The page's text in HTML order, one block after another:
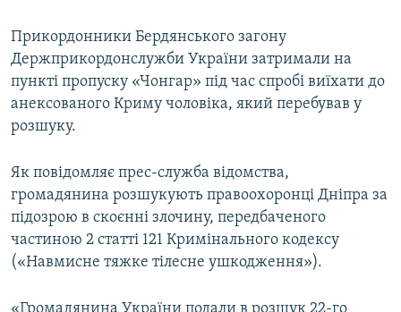
Усі сайти RFE/RL
Прикордонники Бердянського загону
Держприкордонслужби України затримали на
пункті пропуску «Чонгар» під час спробі виїхати до
анексованого Криму чоловіка, який перебував у
розшуку.
Як повідомляє прес-служба відомства,
громадянина розшукують правоохоронці Дніпра за
підозрою в скоєнні злочину, передбаченого
частиною 2 статті 121 Кримінального кодексу
(«Навмисне тяжке тілесне ушкодження»).